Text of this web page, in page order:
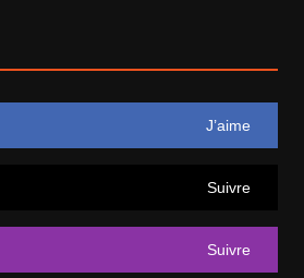
J’aime
Suivre
Suivre